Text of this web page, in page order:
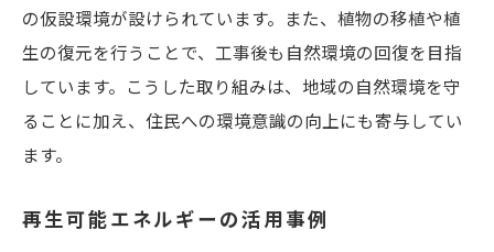
の仮設環境が設けられています。また、植物の移植や植
生の復元を行うことで、工事後も自然環境の回復を目指
しています。こうした取り組みは、地域の自然環境を守
ることに加え、住民への環境意識の向上にも寄与してい
ます。
再生可能エネルギーの活用事例